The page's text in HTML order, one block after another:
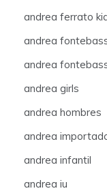
andrea ferrato
andrea
andrea
andrea girls
andrea hombres
andrea
andrea infantil
andrea iu